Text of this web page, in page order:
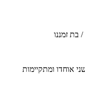
אוחדו ומתקיימות